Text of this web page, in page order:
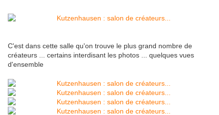
C'est dans cette salle qu'on trouve le plus grand nombre de
créateurs ... certains interdisant les photos ... quelques vues
d'ensemble